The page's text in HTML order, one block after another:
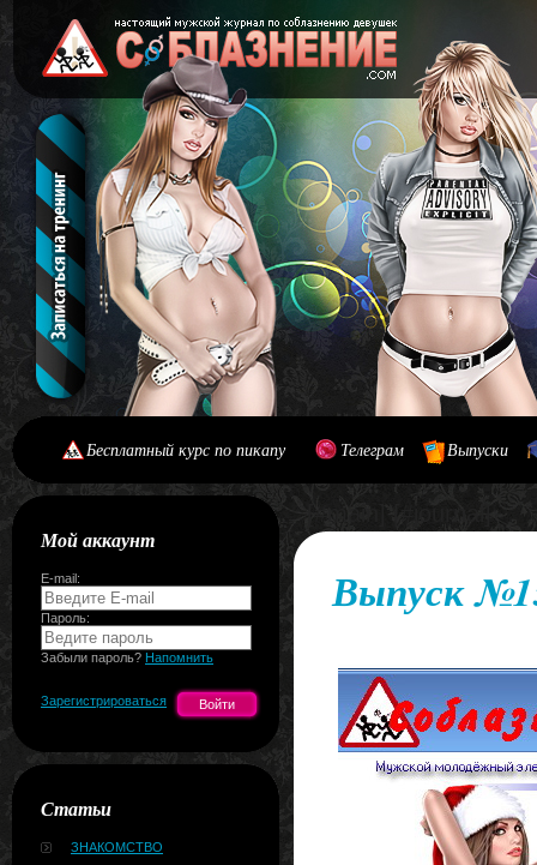
Бесплатный курс по пикапу Телеграм Выпуски
Мой аккаунт
E-mail:
Пароль:
Забыли пароль? Напомнить
Зарегистрироваться
Статьи
ЗНАКОМСТВО
Выпуск